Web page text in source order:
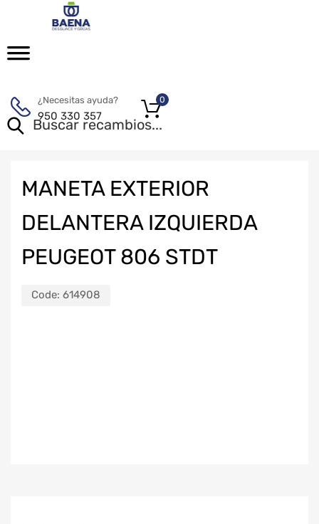
¿Necesitas ayuda?
950 330 357
0
MANETA EXTERIOR
DELANTERA IZQUIERDA
PEUGEOT 806 STDT
Code: 614908